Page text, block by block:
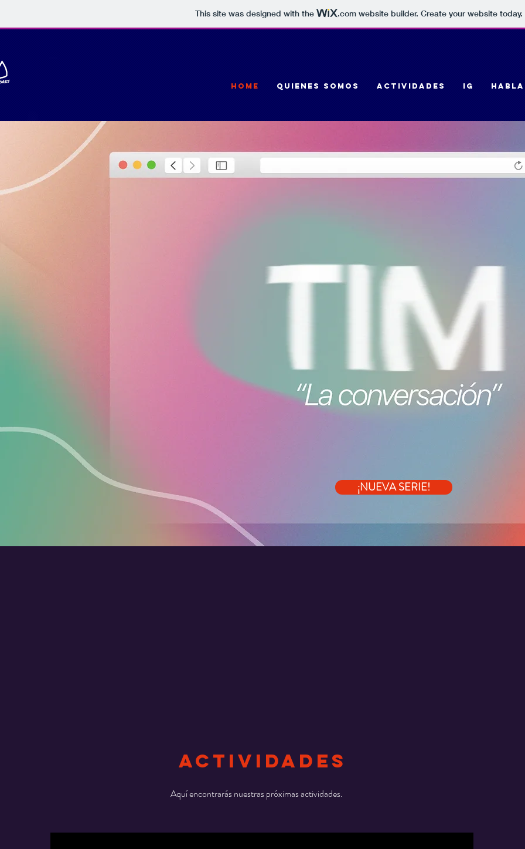
This site was designed with the .comwebsite builder. Create your website today.
HOME quienes somos ACTIVIDADES IG
¡NUEVA SERIE!
ACTIVIDADES
Aquí encontrarás nuestras próximas actividades.